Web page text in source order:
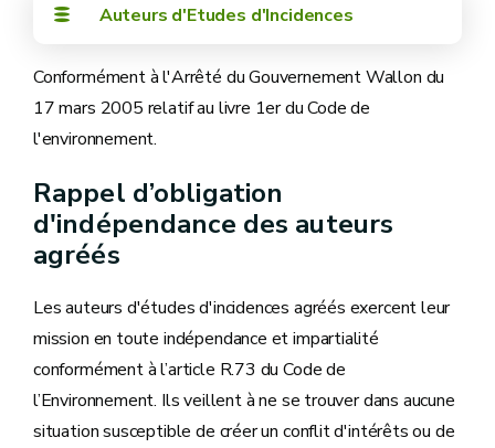
Auteurs d'Etudes d'Incidences
Conformément à l'Arrêté du Gouvernement Wallon du
17 mars 2005 relatif au livre 1er du Code de
l'environnement.
Rappel d’obligation
d'indépendance des auteurs
agréés
Les auteurs d'études d'incidences agréés exercent leur
mission en toute indépendance et impartialité
conformément à l’article R.73 du Code de
l’Environnement. Ils veillent à ne se trouver dans aucune
situation susceptible de créer un conflit d'intérêts ou de